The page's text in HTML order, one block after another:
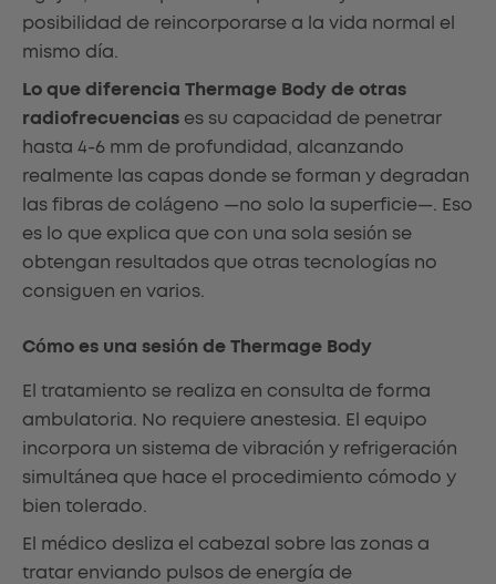
posibilidad de reincorporarse a la vida normal el
mismo día.
Lo que diferencia Thermage Body de otras
radiofrecuencias es su capacidad de penetrar
hasta 4-6 mm de profundidad, alcanzando
realmente las capas donde se forman y degradan
las fibras de colágeno —no solo la superficie—. Eso
es lo que explica que con una sola sesión se
obtengan resultados que otras tecnologías no
consiguen en varios.
Cómo es una sesión de Thermage Body
El tratamiento se realiza en consulta de forma
ambulatoria. No requiere anestesia. El equipo
incorpora un sistema de vibración y refrigeración
simultánea que hace el procedimiento cómodo y
bien tolerado.
El médico desliza el cabezal sobre las zonas a
tratar enviando pulsos de energía de